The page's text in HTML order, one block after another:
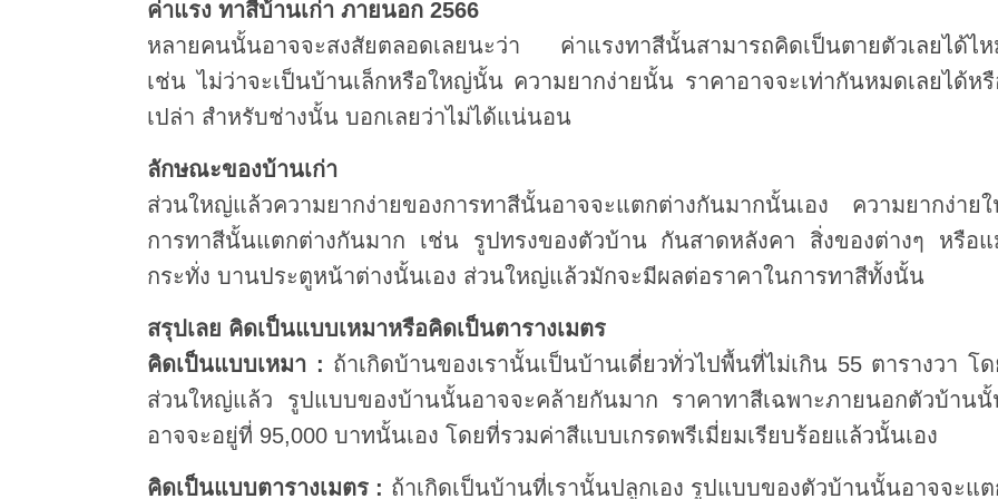
ค่าแรง ทาสีบ้านเก่า ภายนอก 2566
หลายคนนั้นอาจจะสงสัยตลอดเลยนะว่า ค่าแรงทาสีนั้นสามารถคิดเป็นตายตัวเลยได้ไห
เช่น ไม่ว่าจะเป็นบ้านเล็กหรือใหญ่นั้น ความยากง่ายนั้น ราคาอาจจะเท่ากันหมดเลยได้หรื
เปล่า สำหรับช่างนั้น บอกเลยว่าไม่ได้แน่นอน
ลักษณะของบ้านเก่า
ส่วนใหญ่แล้วความยากง่ายของการทาสีนั้นอาจจะแตกต่างกันมากนั้นเอง ความยากง่าย
การทาสีนั้นแตกต่างกันมาก เช่น รูปทรงของตัวบ้าน กันสาดหลังคา สิ่งของต่างๆ หรือแ
กระทั่ง บานประตูหน้าต่างนั้นเอง ส่วนใหญ่แล้วมักจะมีผลต่อราคาในการทาสีทั้งนั้น
สรุปเลย คิดเป็นแบบเหมาหรือคิดเป็นตารางเมตร
คิดเป็นแบบเหมา : ถ้าเกิดบ้านของเรานั้นเป็นบ้านเดี่ยวทั่วไปพื้นที่ไม่เกิน 55 ตารางวา โด
ส่วนใหญ่แล้ว รูปแบบของบ้านนั้นอาจจะคล้ายกันมาก ราคาทาสีเฉพาะภายนอกตัวบ้าน
อาจจะอยู่ที่ 95,000 บาทนั้นเอง โดยที่รวมค่าสีแบบเกรดพรีเมี่ยมเรียบร้อยแล้วนั้นเอง
คิดเป็นแบบตารางเมตร : ถ้าเกิดเป็นบ้านที่เรานั้นปลูกเอง รูปแบบของตัวบ้านนั้นอาจจะแต